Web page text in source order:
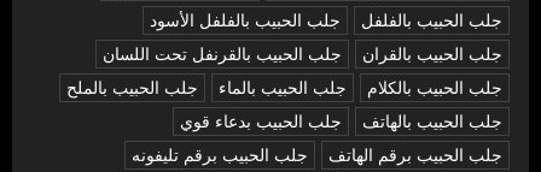
جلب الحبيب بالفلفل
جلب الحبيب بالفلفل الأسود
جلب الحبيب بالقران
جلب الحبيب بالقرنفل تحت اللسان
جلب الحبيب بالكلام
جلب الحبيب بالماء
جلب الحبيب بالملح
جلب الحبيب بالهاتف
جلب الحبيب بدعاء قوي
جلب الحبيب برقم الهاتف
جلب الحبيب برقم تليفونه